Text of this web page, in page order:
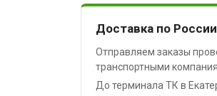
Доставка по России
Отправляем заказы
транспортными
До терминала ТК в